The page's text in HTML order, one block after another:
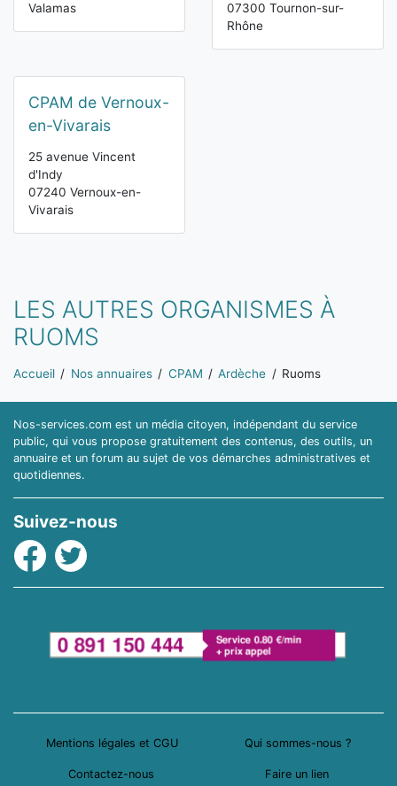
Valamas
07300 Tournon-sur-
Rhône
CPAM de Vernoux-
en-Vivarais
25 avenue Vincent
d'Indy
07240 Vernoux-en-
Vivarais
LES AUTRES ORGANISMES À
RUOMS
Vous êtes ici:
Accueil Nos annuaires CPAM Ardèche Ruoms
Nos-services.com est un média citoyen, indépendant du service
public, qui vous propose gratuitement des contenus, des outils, un
annuaire et un forum au sujet de vos démarches administratives et
quotidiennes.
Suivez-nous
Facebook
Twitter
Mentions légales et CGU Qui sommes-nous ?
Contactez-nous Faire un lien